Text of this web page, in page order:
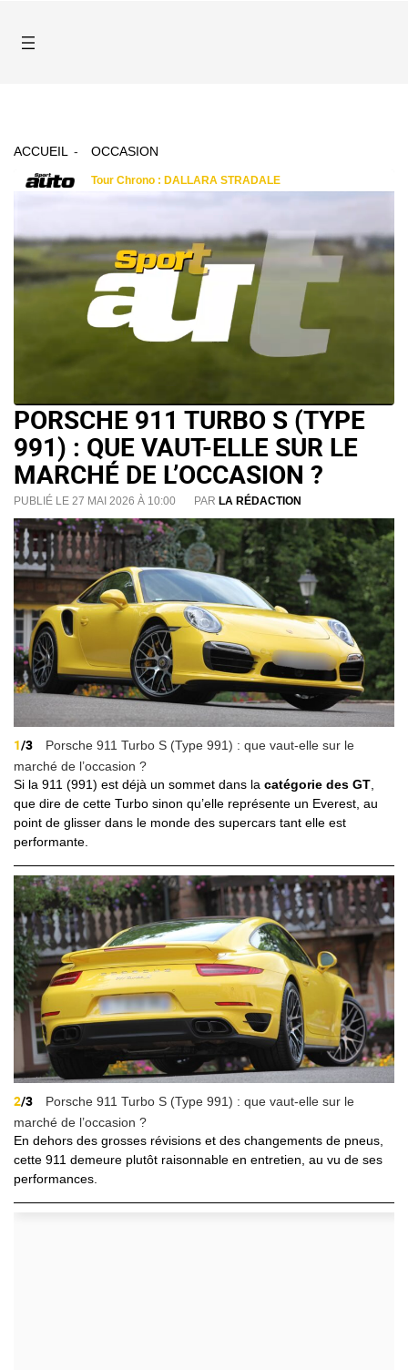
ACCUEIL OCCASION
PORSCHE 911 TURBO S (TYPE
991) : QUE VAUT-ELLE SUR LE
MARCHÉ DE L’OCCASION ?
PUBLIÉ LE 27 MAI 2026 À 10:00 PAR LA RÉDACTION
1/3
Porsche 911 Turbo S (Type 991) : que vaut-elle sur le
marché de l’occasion ?
Si la 911 (991) est déjà un sommet dans la catégorie des GT
que dire de cette Turbo sinon qu’elle représente un Everest, au
point de glisser dans le monde des supercars tant elle est
performante.
2/3
Porsche 911 Turbo S (Type 991) : que vaut-elle sur le
marché de l’occasion ?
En dehors des grosses révisions et des changements de pneus,
cette 911 demeure plutôt raisonnable en entretien, au vu de ses
performances.